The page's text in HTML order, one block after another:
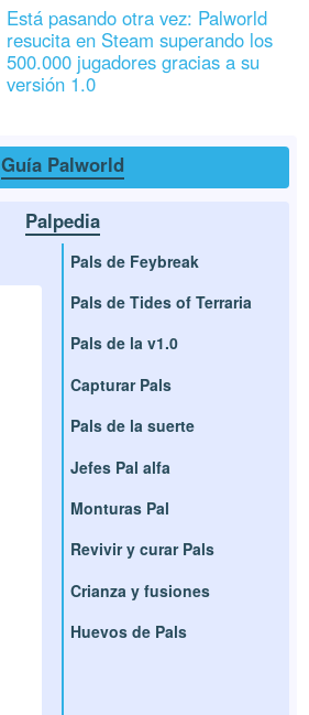
Está pasando otra vez: Palworld
resucita en Steam superando los
500.000 jugadores gracias a su
versión 1.0
Guía Palworld
Palpedia
Pals de Feybreak
Pals de Tides of Terraria
Pals de la v1.0
Capturar Pals
Pals de la suerte
Jefes Pal alfa
Monturas Pal
Revivir y curar Pals
Crianza y fusiones
Huevos de Pals